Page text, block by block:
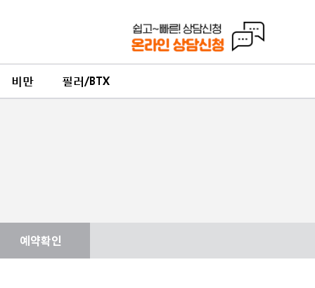
비만 필러/BTX
예약확인